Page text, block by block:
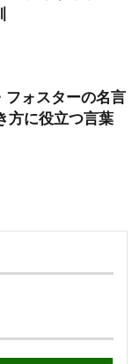
フォスターの名言
方に役立つ言葉